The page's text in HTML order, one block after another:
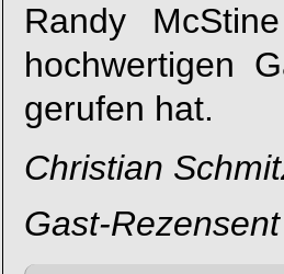
Randy
hochwertigen
gerufen hat.
Christian
Gast-Rezensent